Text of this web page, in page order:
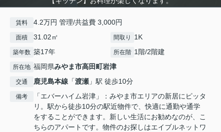
賃料 4.2万円 管理/共益費 3,000円
面積 31.02㎡ 間取り 1K
築年数 築17年 所在階 1階/2階建
所在地 福岡県みやま市高田町岩津
交通 鹿児島本線 「渡瀬 」駅 徒歩10分
備考
「エバーハイム岩津」：みやま市エリアの新居にピッタ
リ。駅から徒歩10分の駅近物件で、快適に通勤や通学
をすることができます。新しい生活にお勧めなのが、こ
ちらのアパートです。物件のお探しはエイブルネットワ